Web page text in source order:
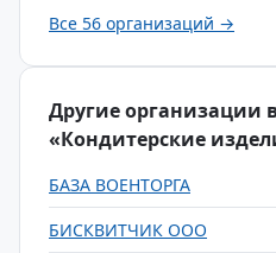
Все 56 организаций →
Другие организации
«Кондитерские
БАЗА ВОЕНТОРГА
БИСКВИТЧИК ООО